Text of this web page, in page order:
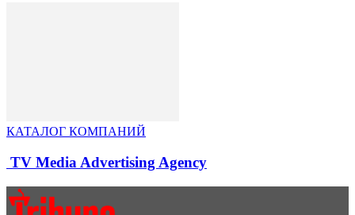
КАТАЛОГ КОМПАНИЙ
TV Media Advertising Agency